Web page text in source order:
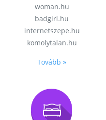
woman.hu
badgirl.hu
internetszepe.hu
komolytalan.hu
Tovább »